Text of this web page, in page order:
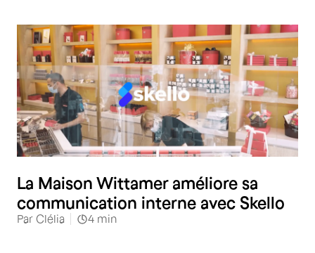
La Maison Wittamer améliore sa
communication interne avec Skello
Par Clélia 4 min